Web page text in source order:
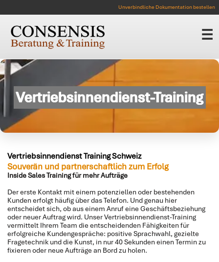
Unverbindliche Dokumentation bestellen
☰
Vertriebsinnendienst-Training
Vertriebsinnendienst Training Schweiz
Souverän und partnerschaftlich zum Erfolg
Inside Sales Training für mehr Aufträge
Der erste Kontakt mit einem potenziellen oder bestehenden
Kunden erfolgt häufig über das Telefon. Und genau hier
entscheidet sich, ob aus einem Anruf eine Geschäftsbeziehung
oder neuer Auftrag wird. Unser Vertriebsinnendienst-Training
vermittelt Ihrem Team die entscheidenden Fähigkeiten für
erfolgreiche Kundengespräche: positive Sprachwahl, gezielte
Fragetechnik und die Kunst, in nur 40 Sekunden einen Termin zu
fixieren oder neue Aufträge an Bord zu holen.